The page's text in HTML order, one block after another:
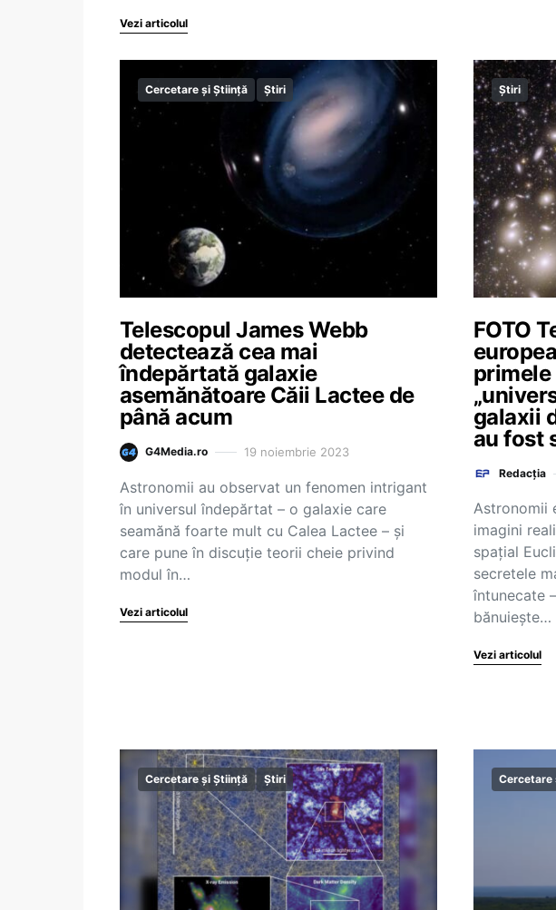
Vezi articolul
Cercetare și Știință Știri
Telescopul James Webb
detectează cea mai
îndepărtată galaxie
asemănătoare Căii Lactee de
până acum
G4Media.ro 19 noiembrie 2023
Astronomii au observat un fenomen intrigant
în universul îndepărtat – o galaxie care
seamănă foarte mult cu Calea Lactee – și
care pune în discuție teorii cheie privind
modul în…
Vezi articolul
Știri
FOTO
primele
galaxii
au fost
Redacția
Astronomii
imagini
spaţial
secretele
întunecate
bănuieşte…
Vezi articolul
Cercetare și Știință Știri Cercetare